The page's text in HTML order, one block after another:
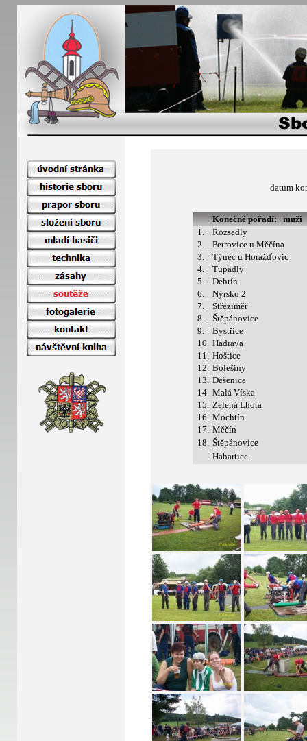
datum
Konečné pořadí: muži
1.
Rozsedly
2.
Petrovice u Měčína
3.
Týnec u Horažďovic
4.
Tupadly
5.
Dehtín
6.
Nýrsko 2
7.
Střeziměř
8.
Štěpánovice
9.
Bystřice
10. Hadrava
11. Hoštice
12. Bolešiny
13. Dešenice
14. Malá Víska
15. Zelená Lhota
16. Mochtín
17. Měčín
18. Štěpánovice
Habartice